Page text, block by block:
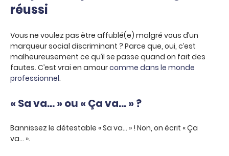
réussi
Vous ne voulez pas être affublé(e) malgré vous d’un
marqueur social discriminant ? Parce que, oui, c’est
malheureusement ce qu’il se passe quand on fait des
fautes. C’est vrai en amourcomme dans le monde
professionnel.
« Sa va… » ou « Ça va… » ?
Bannissez le détestable « Sa va… » ! Non, on écrit « Ça
va… ».